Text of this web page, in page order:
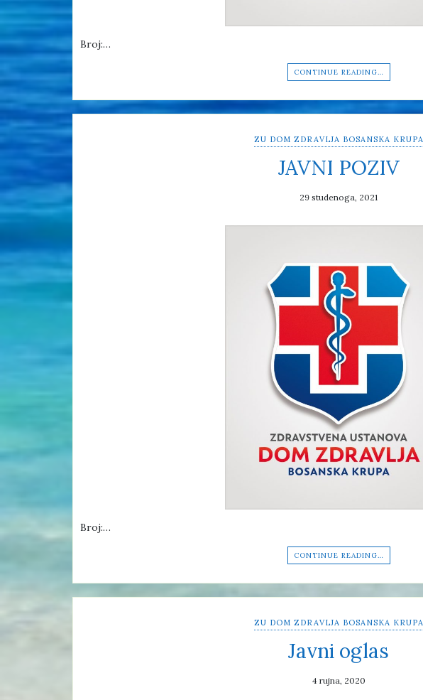
Broj:…
CONTINUE READING…
ZU DOM ZDRAVLJA BOSANSKA KRUPA
JAVNI POZIV
29 studenoga, 2021
Broj:…
CONTINUE READING…
ZU DOM ZDRAVLJA BOSANSKA KRUPA
Javni oglas
4 rujna, 2020